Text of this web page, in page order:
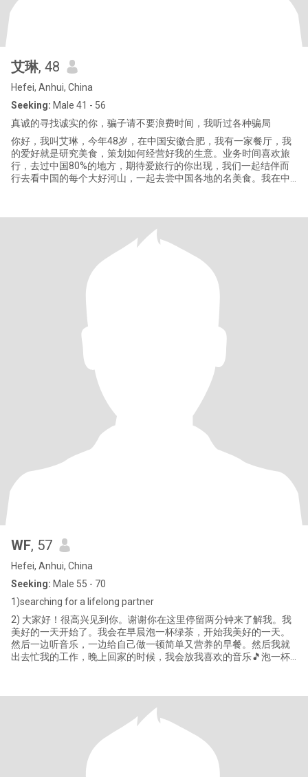
艾琳, 48
Hefei, Anhui, China
Seeking: Male 41 - 56
真诚的寻找诚实的你，骗子请不要浪费时间，我听过各种骗局
你好，我叫艾琳，今年48岁，在中国安徽合肥，我有一家餐厅，我
的爱好就是研究美食，策划如何经营好我的生意。业务时间喜欢旅
行，去过中国80%的地方，期待爱旅行的你出现，我们一起结伴而
行去看中国的每个大好河山，一起去尝中国各地的名美食。我在中
WF, 57
Hefei, Anhui, China
Seeking: Male 55 - 70
1)searching for a lifelong partner
2) 大家好！很高兴见到你。谢谢你在这里停留两分钟来了解我。我
美好的一天开始了。我会在早晨泡一杯绿茶，开始我美好的一天。
然后一边听音乐，一边给自己做一顿简单又营养的早餐。然后我就
出去忙我的工作，晚上回家的时候，我会放我喜欢的音乐🎵泡一杯
感到安慰。闲暇的时候，我也会给小侄子看看他的作业，欣赏一下
闲暇时的花花草草。有节假日的时候，我也会和亲朋好友一起出去
旅游、吃饭、聚会，增进彼此